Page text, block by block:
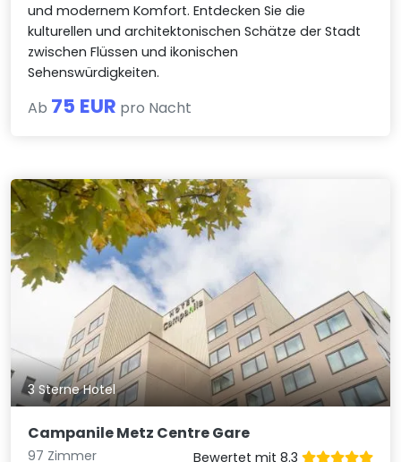
und modernem Komfort. Entdecken Sie die
kulturellen und architektonischen Schätze der Stadt
zwischen Flüssen und ikonischen
Sehenswürdigkeiten.
Ab 75 EUR pro Nacht
3 Sterne Hotel
Campanile Metz Centre Gare
97 Zimmer Bewertet mit 8.3